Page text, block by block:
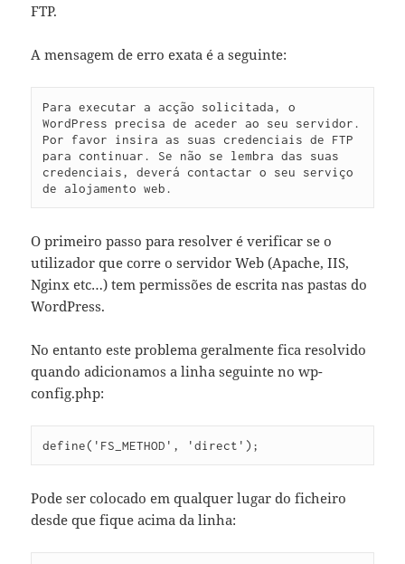
FTP.
A mensagem de erro exata é a seguinte:
Para executar a acção solicitada, o
WordPress precisa de aceder ao seu servidor.
Por favor insira as suas credenciais de FTP
para continuar. Se não se lembra das suas
credenciais, deverá contactar o seu serviço
de alojamento web.
O primeiro passo para resolver é verificar se o
utilizador que corre o servidor Web (Apache, IIS,
Nginx etc…) tem permissões de escrita nas pastas do
WordPress.
No entanto este problema geralmente fica resolvido
quando adicionamos a linha seguinte no wp-
config.php:
define('FS_METHOD', 'direct');
Pode ser colocado em qualquer lugar do ficheiro
desde que fique acima da linha: